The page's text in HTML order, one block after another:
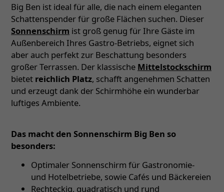
Big Ben ist ideal für alle, die nach einem eleganten
Schattenspender für große Flächen suchen. Dieser
Sonnenschirm ist groß genug für Ihre Gäste im
Außenbereich Ihres Gastro-Betriebs, eignet sich
aber auch perfekt zur Beschattung besonders
großer Terrassen. Der klassische Mittelstockschirm
bietet reichlich Platz, schafft angenehmen Schatten
und erzeugt dank der Schirmhöhe ein wunderbar
luftiges Ambiente.
Das macht den Sonnenschirm Big Ben so
besonders:
Optimaler Sonnenschirm für Gastronomie-
und Hotelbetriebe, sowie Cafés und Bäckereien
Rechteckig, quadratisch und rund